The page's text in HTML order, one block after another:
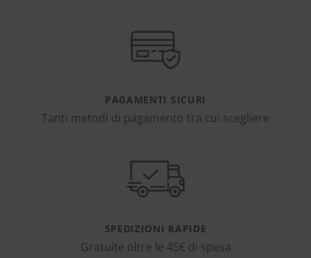
PAGAMENTI SICURI
Tanti metodi di pagamento tra cui scegliere
SPEDIZIONI RAPIDE
Gratuite oltre le 45€ di spesa